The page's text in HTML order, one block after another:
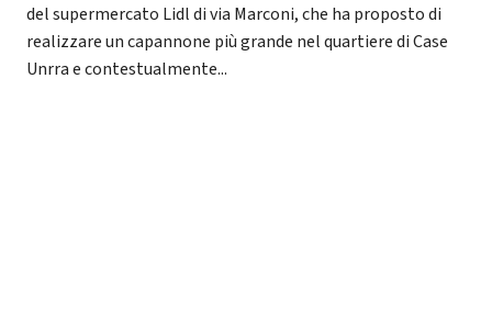
del supermercato Lidl di via Marconi, che ha proposto di
realizzare un capannone più grande nel quartiere di Case
Unrra e contestualmente...